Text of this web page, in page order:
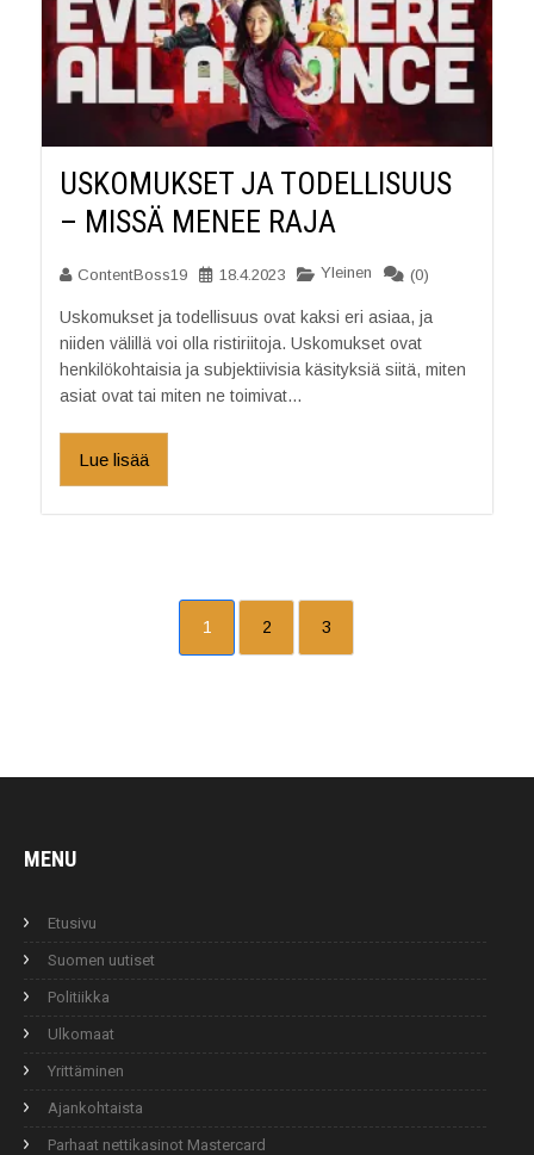
USKOMUKSET JA TODELLISUUS
– MISSÄ MENEE RAJA
ContentBoss19 18.4.2023 Yleinen (0)
Uskomukset ja todellisuus ovat kaksi eri asiaa, ja
niiden välillä voi olla ristiriitoja. Uskomukset ovat
henkilökohtaisia ja subjektiivisia käsityksiä siitä, miten
asiat ovat tai miten ne toimivat...
Lue lisää
1 2 3
MENU
Etusivu
Suomen uutiset
Politiikka
Ulkomaat
Yrittäminen
Ajankohtaista
Parhaat nettikasinot Mastercard